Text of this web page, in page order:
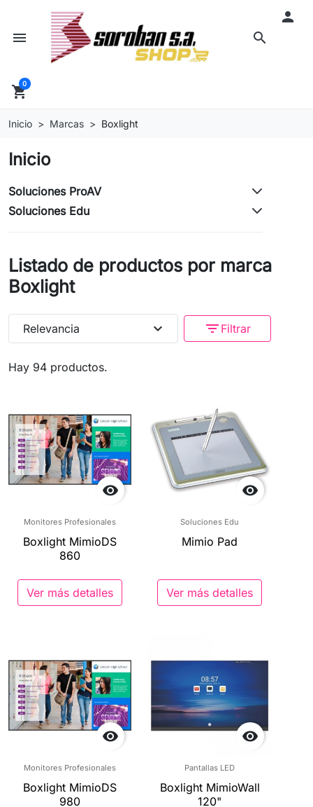
search
menu

shopping_cart
0
Inicio Marcas Boxlight
Inicio
Soluciones ProAV
Soluciones Edu
Listado de productos por marca
Boxlight
Hay 94 productos.
Relevancia expand_more filter_list Filtrar

Monitores Profesionales
Boxlight MimioDS
860
Ver más detalles

Soluciones Edu
Mimio Pad
Ver más detalles

Monitores Profesionales
Boxlight MimioDS
980

Pantallas LED
Boxlight MimioWall
120"